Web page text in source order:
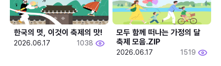
한국의 멋, 이것이 축제의 맛!
2026.06.17 1038
모두 함께 떠나는 가정의 달
축제 모음.ZIP
2026.06.17 1519